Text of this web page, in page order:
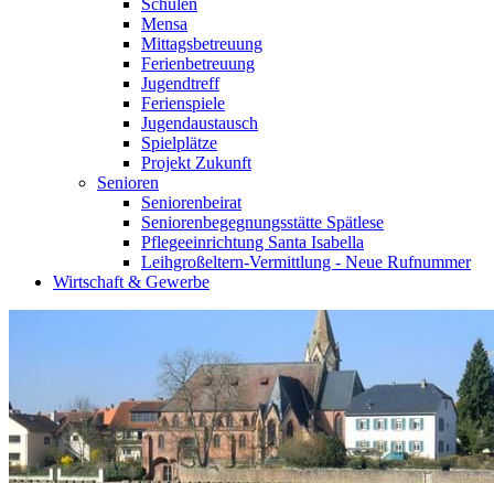
Schulen
Mensa
Mittagsbetreuung
Ferienbetreuung
Jugendtreff
Ferienspiele
Jugendaustausch
Spielplätze
Projekt Zukunft
Senioren
Seniorenbeirat
Seniorenbegegnungsstätte Spätlese
Pflegeeinrichtung Santa Isabella
Leihgroßeltern-Vermittlung - Neue Rufnummer
Wirtschaft & Gewerbe